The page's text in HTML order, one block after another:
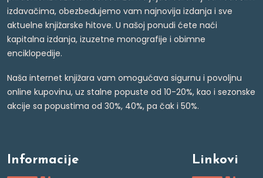
izdavačima, obezbeđujemo vam najnovija izdanja i sve
aktuelne knjižarske hitove. U našoj ponudi ćete naći
kapitalna izdanja, izuzetne monografije i obimne
enciklopedije.
Naša internet knjižara vam omogućava sigurnu i povoljnu
online kupovinu, uz stalne popuste od 10-20%, kao i sezonske
akcije sa popustima od 30%, 40%, pa čak i 50%.
Informacije Linkovi